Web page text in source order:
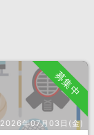
募集中
2026年07月03日(金)